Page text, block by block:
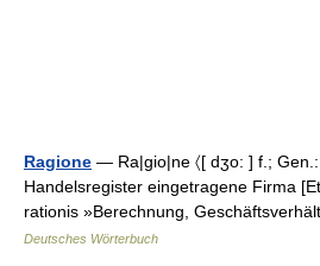
Ragione — Ra|gio|ne 〈[ dʒo: ] f.; Gen.:
Handelsregister eingetragene Firma
rationis »Berechnung,
Deutsches Wörterbuch